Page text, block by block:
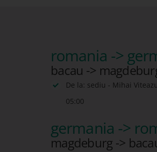
romania ->
bacau ->
De la: sediu - Mihai
05:00
germania ->
magdeburg ->